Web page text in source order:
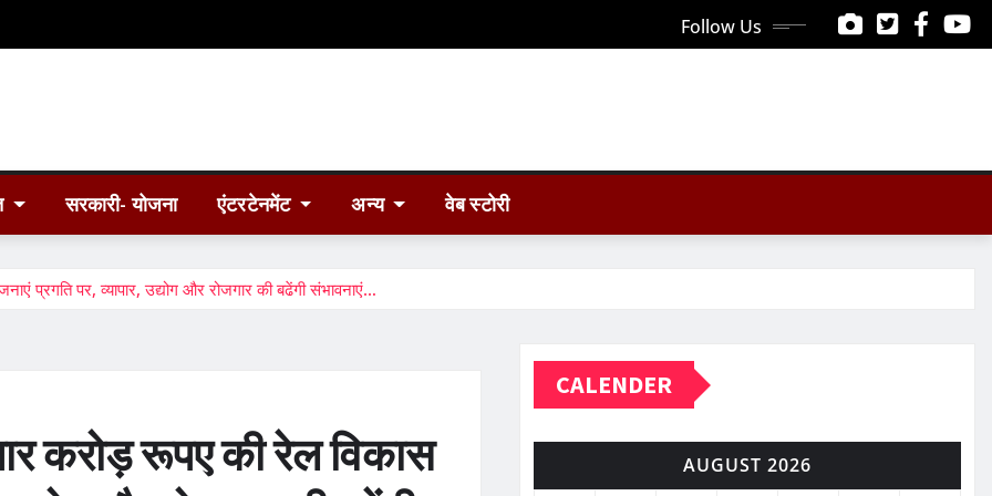
Follow Us
सरकारी- योजना एंटरटेनमेंट अन्य वेब स्टोरी
प्रगति पर, व्यापार, उद्योग और रोजगार की बढेंगी संभावनाएं…
करोड़ रूपए की रेल विकास
CALENDER
AUGUST 2026